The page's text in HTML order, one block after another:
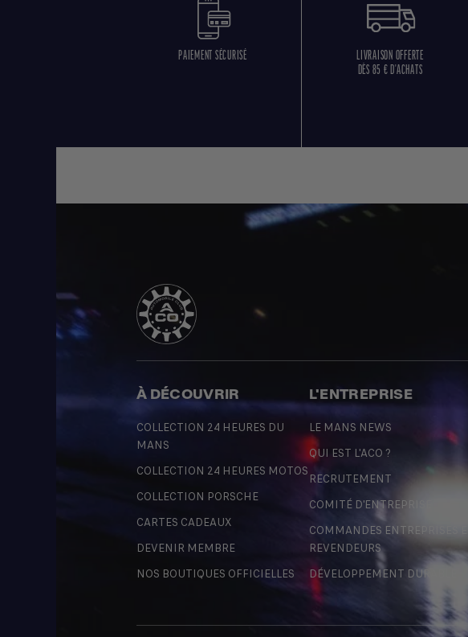
PAIEMENT SÉCURISÉ
LIVRAISON OFFERTE
DÈS 85 € D'ACHATS
À DÉCOUVRIR
COLLECTION 24 HEURES DU
MANS
COLLECTION 24 HEURES MOTOS
COLLECTION PORSCHE
CARTES CADEAUX
DEVENIR MEMBRE
NOS BOUTIQUES OFFICIELLES
L'ENTREPRISE
LE MANS NEWS
QUI EST L'ACO ?
RECRUTEMENT
COMITÉ D'ENTREPRISE
COMMANDES ENTREPRISES ET
REVENDEURS
DÉVELOPPEMENT DURABLE